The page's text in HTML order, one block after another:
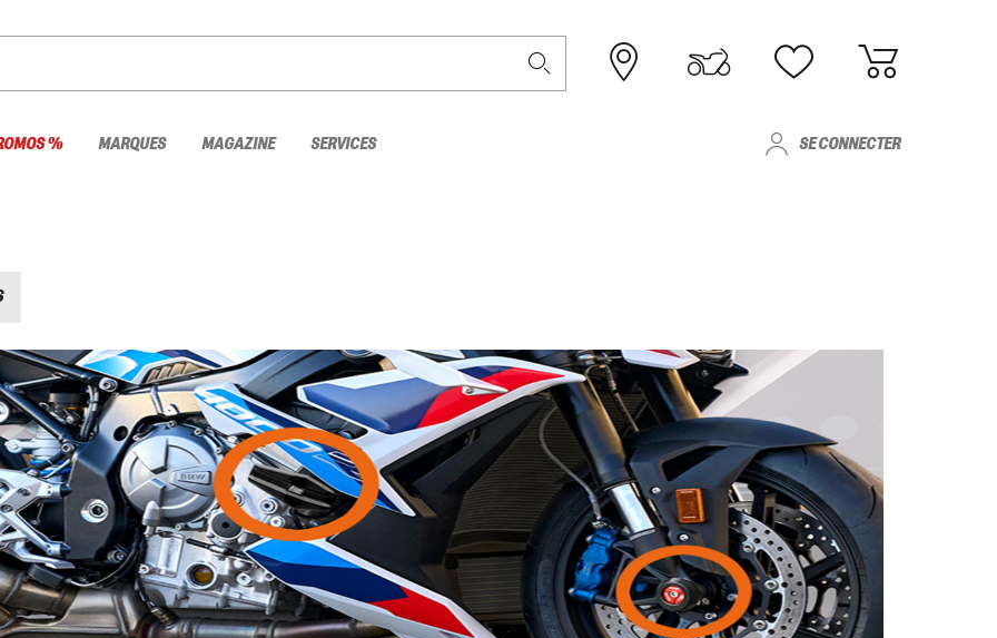
% MARQUES MAGAZINE SERVICES SE CONNECTER